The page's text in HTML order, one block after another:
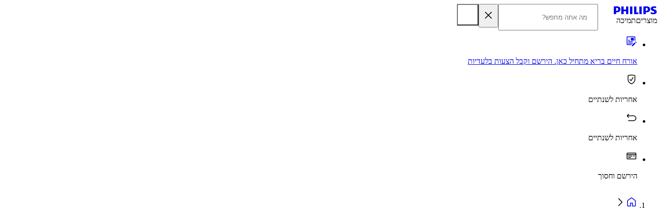
מוצריםתמיכה
אורח חיים בריא מתחיל כאן. הירשם וקבל הצעות בלעדיות
אחריות לשנתיים
אחריות לשנתיים
הירשם וחסוך